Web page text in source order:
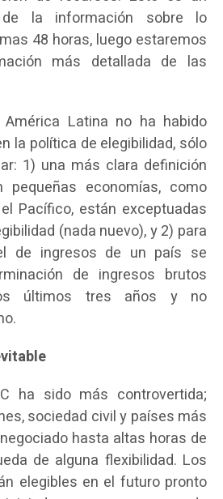
la información sobre lo
48 horas, luego estaremos
más detallada de las
Latina no ha habido
la política de elegibilidad, sólo
1) una más clara definición
economías, como
Pacífico, están exceptuadas
(nada nuevo), y 2) para
de ingresos de un país se
de ingresos brutos
últimos tres años y no
ha sido más controvertida;
sociedad civil y países más
hasta altas horas de
de alguna flexibilidad. Los
elegibles en el futuro pronto